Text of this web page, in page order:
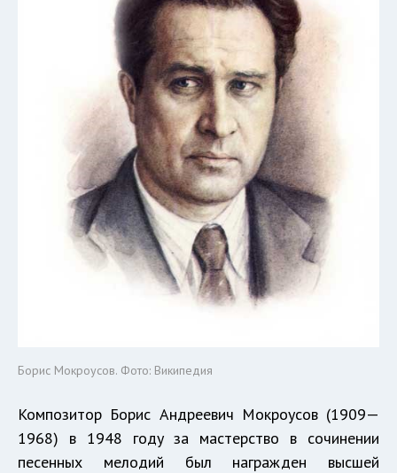
Борис Мокроусов. Фото: Википедия
Композитор Борис Андреевич Мокроусов (1909—
1968) в 1948 году за мастерство в сочинении
песенных мелодий был награжден высшей